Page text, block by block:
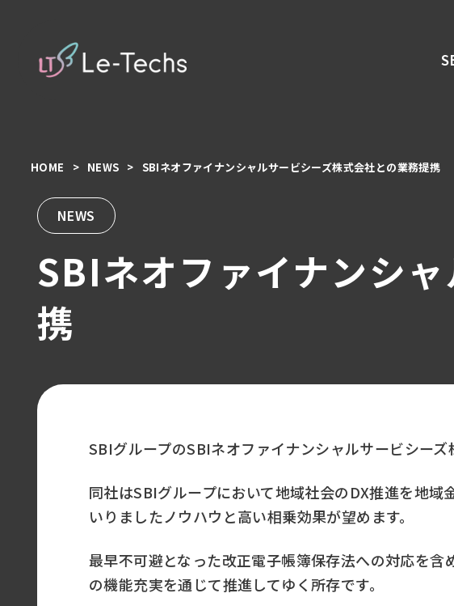
SBIネオファイナンシ
携
NEWS
SBIグループのSBIネオファイナンシャルサービシーズ
同社はSBIグループにおいて地域社会のDX推進を地
いりましたノウハウと高い相乗効果が望めます。
最早不可避となった改正電子帳簿保存法への対応を
の機能充実を通じて推進してゆく所存です。
HOME NEWS SBIネオファイナンシャルサービシーズ株式会社との業務提携